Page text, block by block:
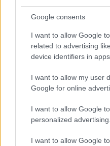
Google consents
I want to allow Google
related to advertising
device identifiers in apps.
I want to allow my user
Google for online
I want to allow Google
personalized advertising.
I want to allow Google
FalconX demite 10% dos
prolongada no setor cripto
Rafael Oliveira · 5 ago 2026
MOEDAS CRIPTOGRÁFICAS